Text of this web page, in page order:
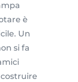
è
Un
si fa